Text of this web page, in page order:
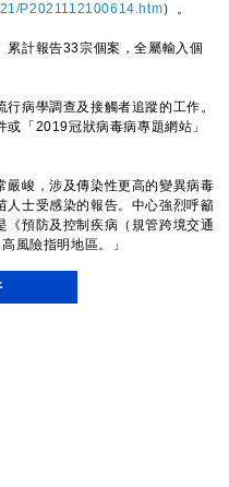
P2021112100614.htm）。
計報告33宗個案，全屬輸入個
病學調查及接觸者追蹤的工作。
「2019冠狀病毒病專題網站」
峻，涉及傳染性更高的變異病毒
人士受感染的報告。中心強烈呼籲
《預防及控制疾病（規管跨境交通
風險指明地區。」